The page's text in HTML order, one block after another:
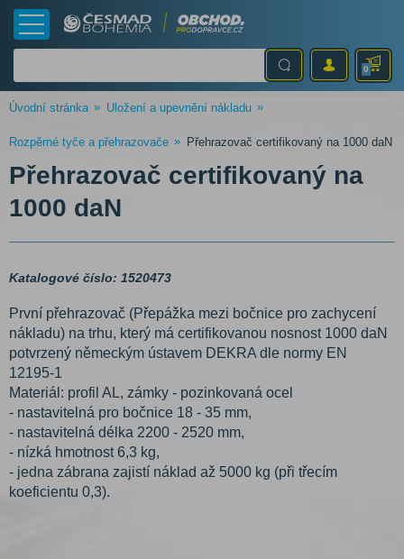
0
Úvodní stránka Uložení a upevnění nákladu
Rozpěrné tyče a přehrazovače Přehrazovač certifikovaný na 1000 daN
Přehrazovač certifikovaný na
1000 daN
Katalogové číslo: 1520473
První přehrazovač (Přepážka mezi bočnice pro zachycení
nákladu) na trhu, který má certifikovanou nosnost 1000 daN
potvrzený německým ústavem DEKRA dle normy EN
12195-1
Materiál: profil AL, zámky - pozinkovaná ocel
- nastavitelná pro bočnice 18 - 35 mm,
- nastavitelná délka 2200 - 2520 mm,
- nízká hmotnost 6,3 kg,
- jedna zábrana zajistí náklad až 5000 kg (při třecím
koeficientu 0,3).